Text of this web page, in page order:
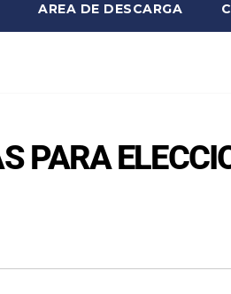
AREA DE DESCARGA
PARA